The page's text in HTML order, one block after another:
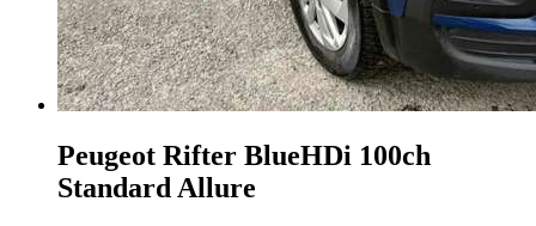
Peugeot Rifter BlueHDi 100ch
Standard Allure